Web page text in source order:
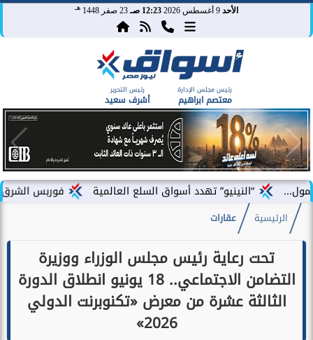
الأحد 12:23 صـ 23 صفر 1448 هـ
رئيس مجلس الإدارة
معتصم ابراهيم
رئيس التحرير
أشرف سعيد
فوربس الشرق الأوسط تختار “النينيو” تهدد أسواق السلع العالمية
الرئيسية عقارات
تحت رعاية رئيس مجلس الوزراء ووزيرة
التضامن الاجتماعي.. 18 يونيو انطلاق الدورة
الثالثة عشرة من معرض «تكنوبرنت الدولي
2026»